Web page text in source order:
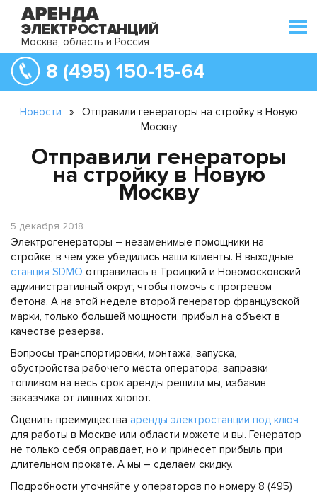
Москва, область и Россия
8 (495) 150-15-64
Новости »
Отправили генераторы на стройку в Новую
Москву
Отправили генераторы
на стройку в Новую
Москву
5 декабря 2018
Электрогенераторы – незаменимые помощники на
стройке, в чем уже убедились наши клиенты. В выходные
станция SDMO отправилась в Троицкий и Новомосковский
административный округ, чтобы помочь с прогревом
бетона. А на этой неделе второй генератор французской
марки, только большей мощности, прибыл на объект в
качестве резерва.
Вопросы транспортировки, монтажа, запуска,
обустройства рабочего места оператора, заправки
топливом на весь срок аренды решили мы, избавив
заказчика от лишних хлопот.
Оценить преимущества аренды электростанции под ключ
для работы в Москве или области можете и вы. Генератор
не только себя оправдает, но и принесет прибыль при
длительном прокате. А мы – сделаем скидку.
Подробности уточняйте у операторов по номеру 8 (495)